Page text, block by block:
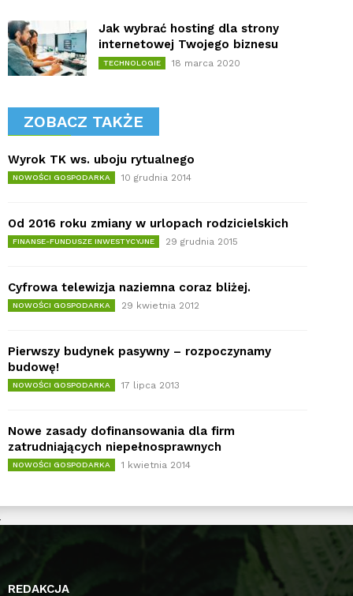
Jak wybrać hosting dla strony
internetowej Twojego biznesu
TECHNOLOGIE 18 marca 2020
ZOBACZ TAKŻE
Wyrok TK ws. uboju rytualnego
NOWOŚCI GOSPODARKA 10 grudnia 2014
Od 2016 roku zmiany w urlopach rodzicielskich
FINANSE-FUNDUSZE INWESTYCYJNE 29 grudnia 2015
Cyfrowa telewizja naziemna coraz bliżej.
NOWOŚCI GOSPODARKA 29 kwietnia 2012
Pierwszy budynek pasywny – rozpoczynamy
budowę!
NOWOŚCI GOSPODARKA 17 lipca 2013
Nowe zasady dofinansowania dla firm
zatrudniających niepełnosprawnych
NOWOŚCI GOSPODARKA 1 kwietnia 2014
REDAKCJA